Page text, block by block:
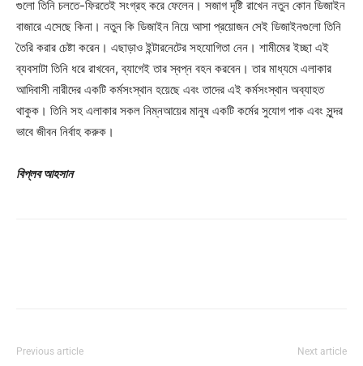
গুলো তিনি চলতে-ফিরতেই সংগ্রহ করে ফেলেন। সজাগ দৃষ্টি রাখেন নতুন কোন ডিজাইন
বাজারে এসেছে কিনা। নতুন কি ডিজাইন নিয়ে আসা প্রয়োজন সেই ডিজাইনগুলো তিনি
তৈরি করার চেষ্টা করেন। এছাড়াও ইন্টারনেটের সহযোগিতা নেন। শামীমের ইচ্ছা এই
ব্যবসাটা তিনি ধরে রাখবেন, ব্যাগেই তার স্বপ্ন বহন করবেন। তার মাধ্যমে এলাকার
আদিবাসী নারীদের একটি কর্মসংস্থান হয়েছে এবং তাদের এই কর্মসংস্থান অব্যাহত
থাকুক। তিনি সহ এলাকার সকল নিম্নআয়ের মানুষ একটি কর্মের সুযোগ পাক এবং সুন্দর
ভাবে জীবন নির্বাহ করুক।
বিপ্লব আহসান
Previous article Next article